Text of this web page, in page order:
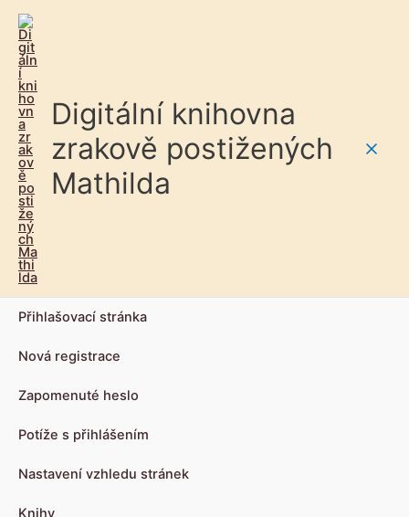
Digitální knihovna
zrakově postižených
Mathilda
Přihlašovací stránka
Nová registrace
Zapomenuté heslo
Potíže s přihlášením
Nastavení vzhledu stránek
Knihy